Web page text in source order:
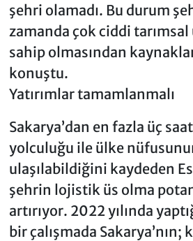
şehri olamadı. Bu durum
zamanda çok ciddi
sahip olmasından
konuştu.
Yatırımlar tamamlanmalı
Sakarya’dan en fazla üç
yolculuğu ile ülke
ulaşılabildiğini kaydeden
şehrin lojistik üs olma
artırıyor. 2022 yılında
bir çalışmada